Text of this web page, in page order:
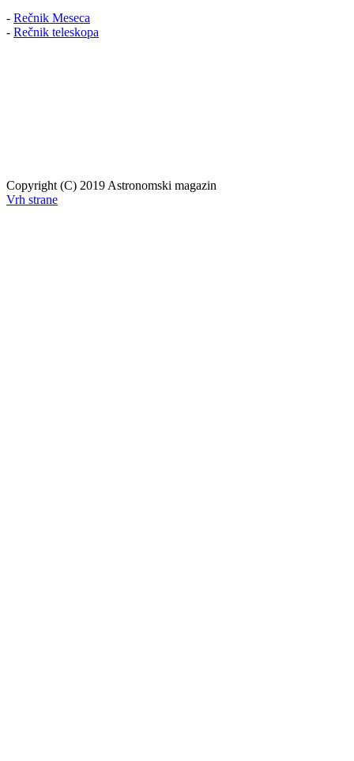
- Rečnik Meseca
- Rečnik teleskopa
Copyright (C) 2019 Astronomski magazin
Vrh strane